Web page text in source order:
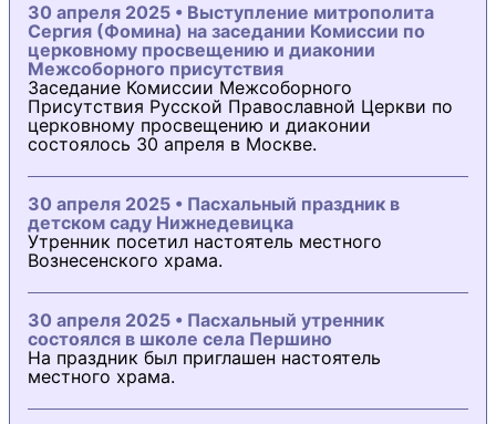
30 апреля 2025 • Выступление митрополита
Сергия (Фомина) на заседании Комиссии по
церковному просвещению и диаконии
Межсоборного присутствия
Заседание Комиссии Межсоборного
Присутствия Русской Православной Церкви по
церковному просвещению и диаконии
состоялось 30 апреля в Москве.
30 апреля 2025 • Пасхальный праздник в
детском саду Нижнедевицка
Утренник посетил настоятель местного
Вознесенского храма.
30 апреля 2025 • Пасхальный утренник
состоялся в школе села Першино
На праздник был приглашен настоятель
местного храма.